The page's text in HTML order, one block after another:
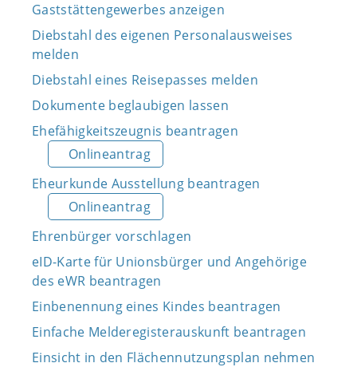
Gaststättengewerbes anzeigen
Diebstahl des eigenen Personalausweises
melden
Diebstahl eines Reisepasses melden
Dokumente beglaubigen lassen
Ehefähigkeitszeugnis beantragen
Onlineantrag
Eheurkunde Ausstellung beantragen
Onlineantrag
Ehrenbürger vorschlagen
eID-Karte für Unionsbürger und Angehörige
des eWR beantragen
Einbenennung eines Kindes beantragen
Einfache Melderegisterauskunft beantragen
Einsicht in den Flächennutzungsplan nehmen